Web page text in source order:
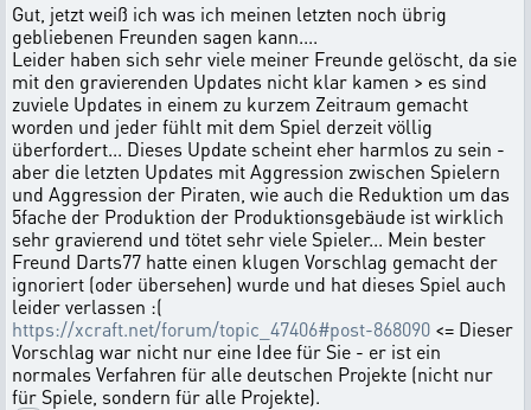
Gut, jetzt weiß ich was ich meinen letzten noch übrig
gebliebenen Freunden sagen kann....
Leider haben sich sehr viele meiner Freunde gelöscht, da sie
mit den gravierenden Updates nicht klar kamen > es sind
zuviele Updates in einem zu kurzem Zeitraum gemacht
worden und jeder fühlt mit dem Spiel derzeit völlig
überfordert... Dieses Update scheint eher harmlos zu sein -
aber die letzten Updates mit Aggression zwischen Spielern
und Aggression der Piraten, wie auch die Reduktion um das
5fache der Produktion der Produktionsgebäude ist wirklich
sehr gravierend und tötet sehr viele Spieler... Mein bester
Freund Darts77 hatte einen klugen Vorschlag gemacht der
ignoriert (oder übersehen) wurde und hat dieses Spiel auch
leider verlassen :(
https://xcraft.net/forum/topic_47406#post-868090 <= Dieser
Vorschlag war nicht nur eine Idee für Sie - er ist ein
normales Verfahren für alle deutschen Projekte (nicht nur
für Spiele, sondern für alle Projekte).